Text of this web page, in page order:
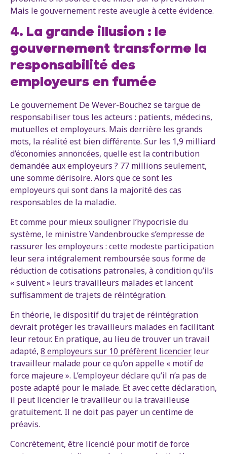
Mais le gouvernement reste aveugle à cette évidence.
4. La grande illusion : le
gouvernement transforme la
responsabilité des
employeurs en fumée
Le gouvernement De Wever-Bouchez se targue de
responsabiliser tous les acteurs : patients, médecins,
mutuelles et employeurs. Mais derrière les grands
mots, la réalité est bien différente. Sur les 1,9 milliard
d’économies annoncées, quelle est la contribution
demandée aux employeurs ? 77 millions seulement,
une somme dérisoire. Alors que ce sont les
employeurs qui sont dans la majorité des cas
responsables de la maladie.
Et comme pour mieux souligner l’hypocrisie du
système, le ministre Vandenbroucke s’empresse de
rassurer les employeurs : cette modeste participation
leur sera intégralement remboursée sous forme de
réduction de cotisations patronales, à condition qu’ils
« suivent » leurs travailleurs malades et lancent
suffisamment de trajets de réintégration.
En théorie, le dispositif du trajet de réintégration
devrait protéger les travailleurs malades en facilitant
leur retour. En pratique, au lieu de trouver un travail
adapté, 8 employeurs sur 10 préfèrent licencier leur
travailleur malade pour ce qu’on appelle « motif de
force majeure ». L’employeur déclare qu’il n’a pas de
poste adapté pour le malade. Et avec cette déclaration,
il peut licencier le travailleur ou la travailleuse
gratuitement. Il ne doit pas payer un centime de
préavis.
Concrètement, être licencié pour motif de force